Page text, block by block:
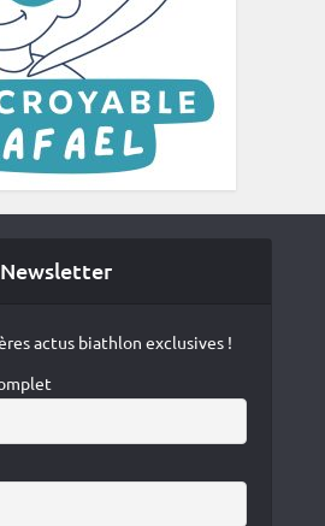
Newsletter
actus biathlon exclusives !